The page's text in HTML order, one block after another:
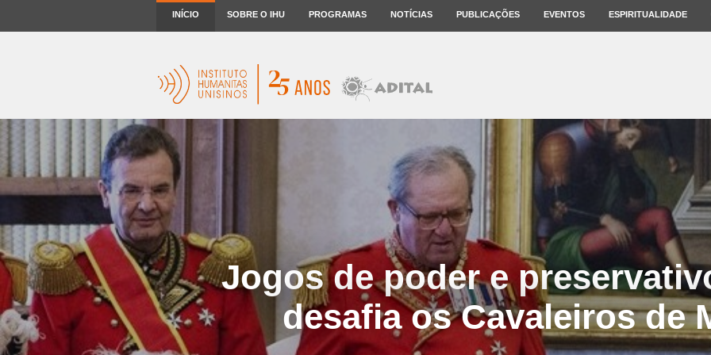
INÍCIO SOBRE O IHU PROGRAMAS NOTÍCIAS PUBLICAÇÕES EVENTOS ESPIRITUALIDADE
Jogos de poder e
desafia os Cavaleiros de